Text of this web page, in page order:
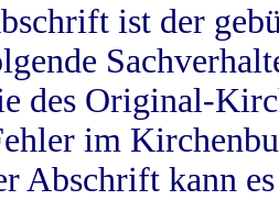
ist der
des Original-
im
Abschrift kann